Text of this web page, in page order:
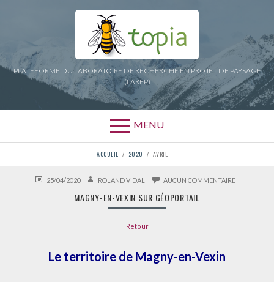
PLATEFORME DU LABORATOIRE DE RECHERCHE EN PROJET DE PAYSAGE
(LAREP)
MENU
D'ARIANE
ACCUEIL 2020 AVRIL
PUBLIÉ25/04/2020 AUTEURROLAND VIDAL AUCUN COMMENTAIRESUR
MAGNY-EN-VEXIN SUR GÉOPORTAIL
Retour
Le territoire de Magny-en-Vexin